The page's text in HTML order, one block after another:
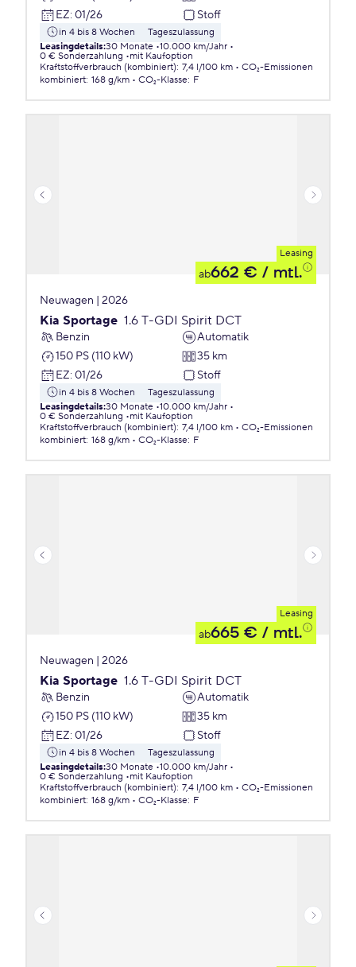
EZ: 01/26 Stoff
in 4 bis 8 Wochen
Tageszulassung
Leasingdetails:30 Monate 10.000 km/Jahr
0 € Sonderzahlung
mit Kaufoption
Kraftstoffverbrauch (kombiniert): 7,4 l/100 km
CO₂-Emissionen
kombiniert: 168 g/km CO₂-Klasse: F
Leasing
ab662 € / mtl.
Neuwagen | 2026
Kia Sportage 1.6 T-GDI Spirit DCT
Benzin
Automatik
150 PS (110 kW)
35 km
EZ: 01/26 Stoff
in 4 bis 8 Wochen
Tageszulassung
Leasingdetails:30 Monate 10.000 km/Jahr
0 € Sonderzahlung
mit Kaufoption
Kraftstoffverbrauch (kombiniert): 7,4 l/100 km
CO₂-Emissionen
kombiniert: 168 g/km CO₂-Klasse: F
Leasing
ab665 € / mtl.
Neuwagen | 2026
Kia Sportage 1.6 T-GDI Spirit DCT
Benzin
Automatik
150 PS (110 kW)
35 km
EZ: 01/26 Stoff
in 4 bis 8 Wochen
Tageszulassung
Leasingdetails:30 Monate 10.000 km/Jahr
0 € Sonderzahlung
mit Kaufoption
Kraftstoffverbrauch (kombiniert): 7,4 l/100 km
CO₂-Emissionen
kombiniert: 168 g/km CO₂-Klasse: F